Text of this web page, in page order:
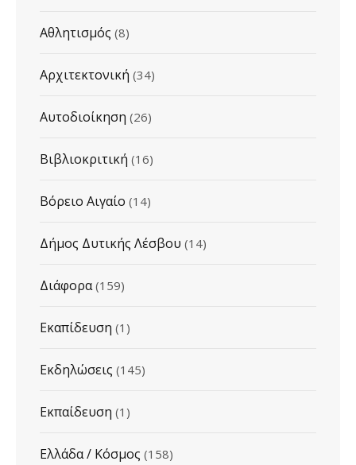
Αθλητισμός (8)
Αρχιτεκτονική (34)
Αυτοδιοίκηση (26)
Βιβλιοκριτική (16)
Βόρειο Αιγαίο (14)
Δήμος Δυτικής Λέσβου (14)
Διάφορα (159)
Εκαπίδευση (1)
Εκδηλώσεις (145)
Εκπαίδευση (1)
Ελλάδα / Κόσμος (158)